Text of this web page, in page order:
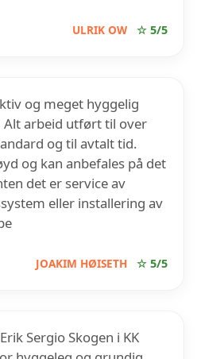
ULRIK OW ☆ 5/5
og meget hyggelig
Alt arbeid utført til over
og til avtalt tid.
og kan anbefales på det
det er service av
eller installering av
JOAKIM HØISETH ☆ 5/5
Sergio Skogen i KK